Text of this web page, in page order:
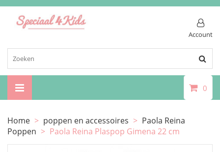
Account
0
Home > poppen en accessoires > Paola Reina
Poppen > Paola Reina Plaspop Gimena 22 cm